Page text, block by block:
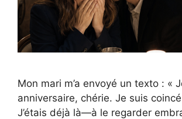
Mon mari m’a envoyé un texto : «
anniversaire, chérie. Je suis
J’étais déjà là—à le regarder